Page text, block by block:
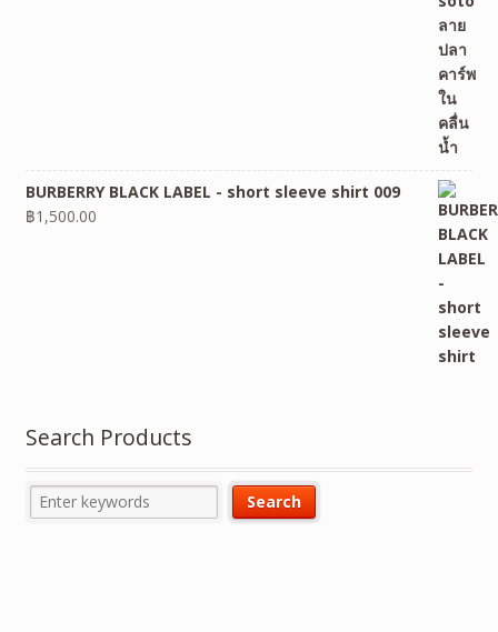
BURBERRY BLACK LABEL - short sleeve shirt 009
฿1,500.00
Search Products